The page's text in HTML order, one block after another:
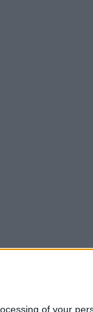
of your